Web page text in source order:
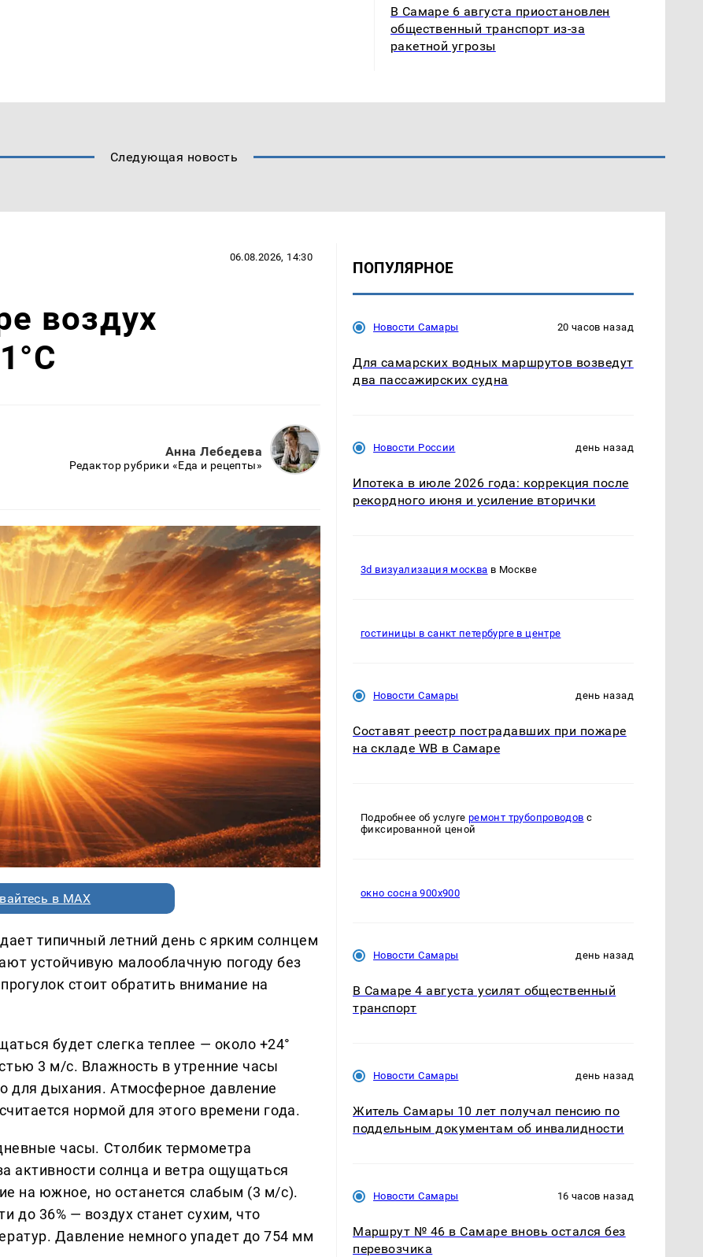
В Самаре 6 августа приостановлен
общественный транспорт из-за
ракетной угрозы
Следующая новость
06.08.2026, 14:30
воздух
Анна Лебедева
Редактор рубрики «Еда и рецепты»
в MAX
типичный летний день с ярким солнцем
устойчивую малооблачную погоду без
стоит обратить внимание на
будет слегка теплее — около +24°
3 м/с. Влажность в утренние часы
для дыхания. Атмосферное давление
нормой для этого времени года.
часы. Столбик термометра
активности солнца и ветра ощущаться
на южное, но останется слабым (3 м/с).
до 36% — воздух станет сухим, что
Давление немного упадет до 754 мм
ПОПУЛЯРНОЕ
Новости Самары 20 часов назад
Для самарских водных маршрутов возведут
два пассажирских судна
Новости России день назад
Ипотека в июле 2026 года: коррекция после
рекордного июня и усиление вторички
3d визуализация москва в Москве
гостиницы в санкт петербурге в центре
Новости Самары день назад
Составят реестр пострадавших при пожаре
на складе WB в Самаре
Подробнее об услуге ремонт трубопроводов с
фиксированной ценой
окно сосна 900х900
Новости Самары день назад
В Самаре 4 августа усилят общественный
транспорт
Новости Самары день назад
Житель Самары 10 лет получал пенсию по
поддельным документам об инвалидности
Новости Самары 16 часов назад
Маршрут № 46 в Самаре вновь остался без
перевозчика